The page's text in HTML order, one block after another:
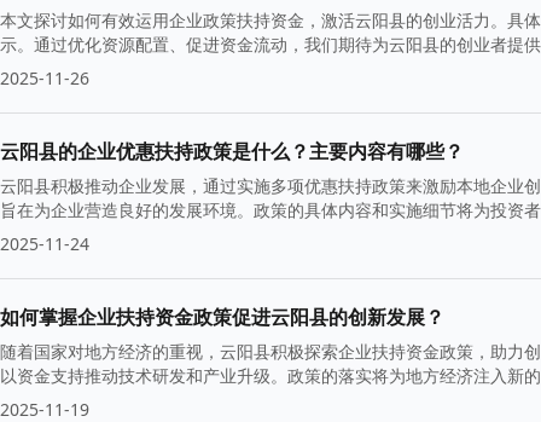
本文探讨如何有效运用企业政策扶持资金，激活云阳县的创业活力。具
示。通过优化资源配置、促进资金流动，我们期待为云阳县的创业者提
2025-11-26
云阳县的企业优惠扶持政策是什么？主要内容有哪些？
云阳县积极推动企业发展，通过实施多项优惠扶持政策来激励本地企业
旨在为企业营造良好的发展环境。政策的具体内容和实施细节将为投资
2025-11-24
如何掌握企业扶持资金政策促进云阳县的创新发展？
随着国家对地方经济的重视，云阳县积极探索企业扶持资金政策，助力
以资金支持推动技术研发和产业升级。政策的落实将为地方经济注入新
2025-11-19